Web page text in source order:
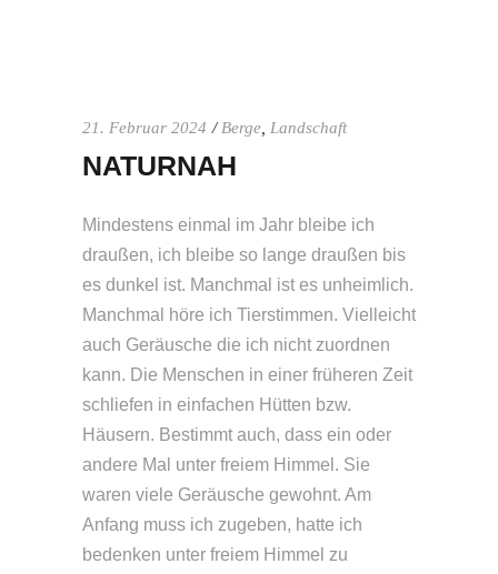
21. Februar 2024 Berge Landschaft
NATURNAH
Mindestens einmal im Jahr bleibe ich
draußen, ich bleibe so lange draußen bis
es dunkel ist. Manchmal ist es unheimlich.
Manchmal höre ich Tierstimmen. Vielleicht
auch Geräusche die ich nicht zuordnen
kann. Die Menschen in einer früheren Zeit
schliefen in einfachen Hütten bzw.
Häusern. Bestimmt auch, dass ein oder
andere Mal unter freiem Himmel. Sie
waren viele Geräusche gewohnt. Am
Anfang muss ich zugeben, hatte ich
bedenken unter freiem Himmel zu